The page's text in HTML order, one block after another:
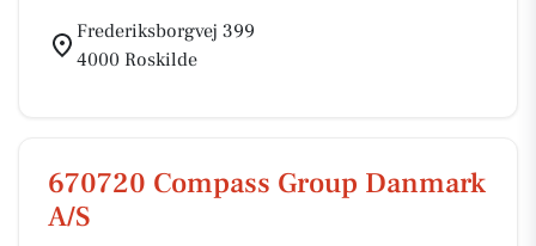
Frederiksborgvej 399
4000 Roskilde
670720 Compass Group Danmark
A/S